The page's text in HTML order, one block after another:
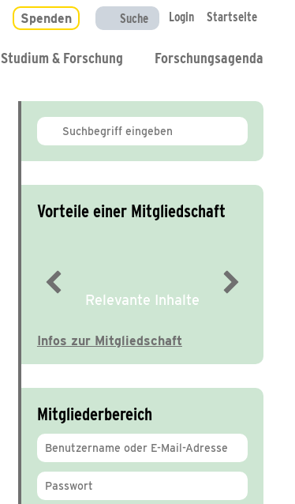
Spenden Suche Login Startseite
Studium & Forschung Forschungsagenda
Vorteile einer Mitgliedschaft
Relevante Inhalte
Infos zur Mitgliedschaft
Mitgliederbereich